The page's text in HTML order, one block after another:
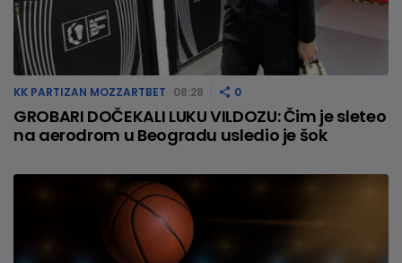
KK PARTIZAN MOZZARTBET 08:28 0
GROBARI DOČEKALI LUKU VILDOZU: Čim je sleteo
na aerodrom u Beogradu usledio je šok